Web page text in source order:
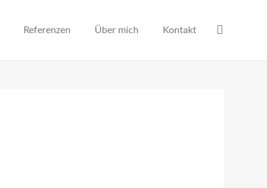
Referenzen Über mich Kontakt